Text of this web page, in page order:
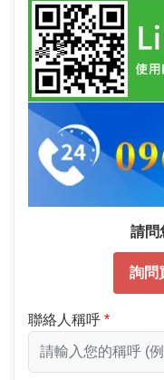
請問
詢問
聯絡人稱呼